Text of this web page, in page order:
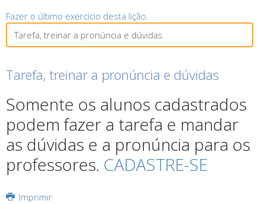
Fazer o último exercício desta lição.
Tarefa, treinar a pronúncia e dúvidas
Tarefa, treinar a pronúncia e dúvidas
Somente os alunos cadastrados
podem fazer a tarefa e mandar
as dúvidas e a pronúncia para os
professores. CADASTRE-SE
Imprimir